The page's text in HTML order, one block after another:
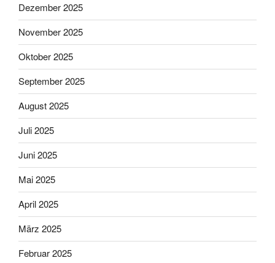
Dezember 2025
November 2025
Oktober 2025
September 2025
August 2025
Juli 2025
Juni 2025
Mai 2025
April 2025
März 2025
Februar 2025